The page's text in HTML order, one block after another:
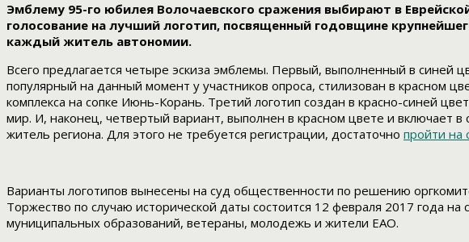
Эмблему 95-го юбилея Волочаевского сражения выбирают в
голосование на лучший логотип, посвященный годовщине
каждый житель автономии.
Всего предлагается четыре эскиза эмблемы. Первый, выполненный в синей
популярный на данный момент у участников опроса, стилизован в красном
комплекса на сопке Июнь-Корань. Третий логотип создан в красно-синей
мир. И, наконец, четвертый вариант, выполнен в красном цвете и включает
житель региона. Для этого не требуется регистрации, достаточно пройти на
Варианты логотипов вынесены на суд общественности по решению
Торжество по случаю исторической даты состоится 12 февраля 2017 года
муниципальных образований, ветераны, молодежь и жители ЕАО.